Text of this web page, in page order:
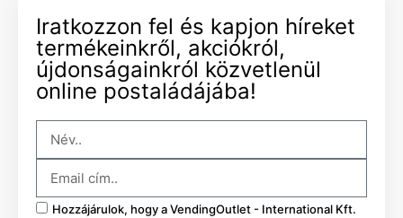
Iratkozzon fel és kapjon híreket
termékeinkről, akciókról,
újdonságainkról közvetlenül
online postaládájába!
Hozzájárulok, hogy a VendingOutlet - International Kft.